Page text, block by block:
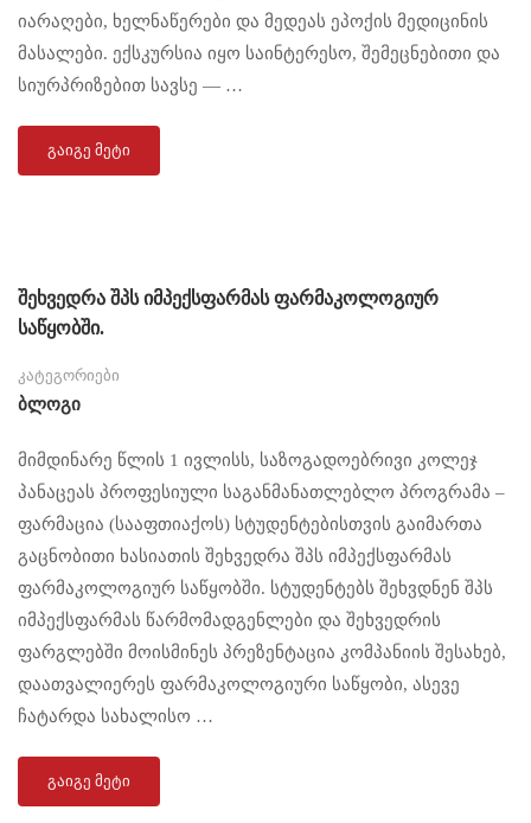
იარაღები, ხელნაწერები და მედეას ეპოქის მედიცინის
მასალები. ექსკურსია იყო საინტერესო, შემეცნებითი და
სიურპრიზებით სავსე — …
ᲒᲐᲘᲒᲔ ᲛᲔᲢᲘ
შეხვედრა შპს იმპექსფარმას ფარმაკოლოგიურ
საწყობში.
კატეგორიები
Ბლოგი
მიმდინარე წლის 1 ივლისს, საზოგადოებრივი კოლეჯ
პანაცეას პროფესიული საგანმანათლებლო პროგრამა –
ფარმაცია (სააფთიაქოს) სტუდენტებისთვის გაიმართა
გაცნობითი ხასიათის შეხვედრა შპს იმპექსფარმას
ფარმაკოლოგიურ საწყობში. სტუდენტებს შეხვდნენ შპს
იმპექსფარმას წარმომადგენლები და შეხვედრის
ფარგლებში მოისმინეს პრეზენტაცია კომპანიის შესახებ,
დაათვალიერეს ფარმაკოლოგიური საწყობი, ასევე
ჩატარდა სახალისო …
ᲒᲐᲘᲒᲔ ᲛᲔᲢᲘ